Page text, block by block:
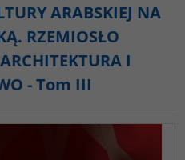
ARABSKIEJ NA
RZEMIOSŁO
I
- Tom III